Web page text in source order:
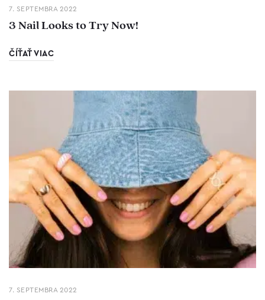
7. SEPTEMBRA 2022
3 Nail Looks to Try Now!
ČÍŤAŤ VIAC
7. SEPTEMBRA 2022